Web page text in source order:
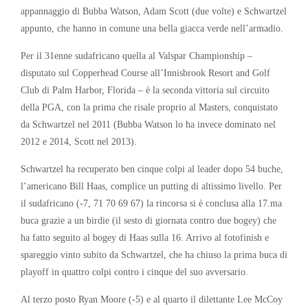
appannaggio di Bubba Watson, Adam Scott (due volte) e Schwartzel
appunto, che hanno in comune una bella giacca verde nell’armadio.
Per il 31enne sudafricano quella al Valspar Championship –
disputato sul Copperhead Course all’Innisbrook Resort and Golf
Club di Palm Harbor, Florida – è la seconda vittoria sul circuito
della PGA, con la prima che risale proprio al Masters, conquistato
da Schwartzel nel 2011 (Bubba Watson lo ha invece dominato nel
2012 e 2014, Scott nel 2013).
Schwartzel ha recuperato ben cinque colpi al leader dopo 54 buche,
l’americano Bill Haas, complice un putting di altissimo livello. Per
il sudafricano (-7, 71 70 69 67) la rincorsa si è conclusa alla 17.ma
buca grazie a un birdie (il sesto di giornata contro due bogey) che
ha fatto seguito al bogey di Haas sulla 16. Arrivo al fotofinish e
spareggio vinto subito da Schwartzel, che ha chiuso la prima buca di
playoff in quattro colpi contro i cinque del suo avversario.
Al terzo posto Ryan Moore (-5) e al quarto il dilettante Lee McCoy